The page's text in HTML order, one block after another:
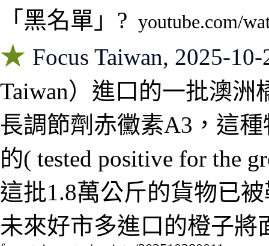
「黑名單」 ? youtube.com/
★ Focus Taiwan, 2025-10-
Taiwan）進口的一批澳洲
長調節劑赤黴素A3，這
的( tested positive for the
這批1.8萬公斤的貨物已
未來好市多進口的橙子將